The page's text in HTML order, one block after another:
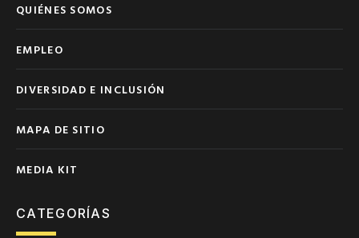
QUIÉNES SOMOS
EMPLEO
DIVERSIDAD E INCLUSIÓN
MAPA DE SITIO
MEDIA KIT
CATEGORÍAS